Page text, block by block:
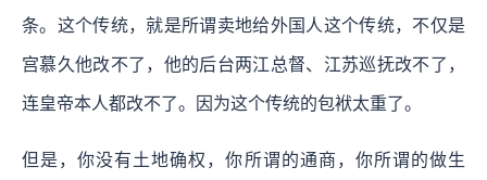
条。这个传统，就是所谓卖地给外国人这个传统，不仅是
宫慕久他改不了，他的后台两江总督、江苏巡抚改不了，
连皇帝本人都改不了。因为这个传统的包袱太重了。
但是，你没有土地确权，你所谓的通商，你所谓的做生